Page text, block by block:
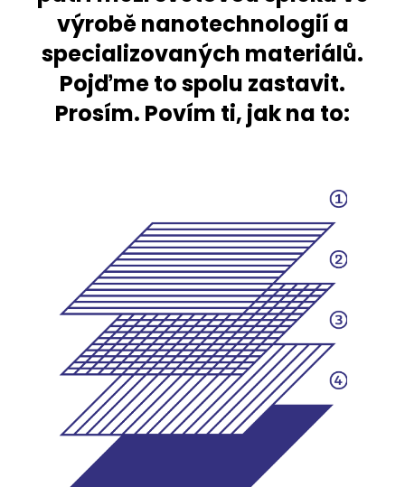
výrobě nanotechnologií a
specializovaných materiálů.
Pojďme to spolu zastavit.
Prosím. Povím ti, jak na to: